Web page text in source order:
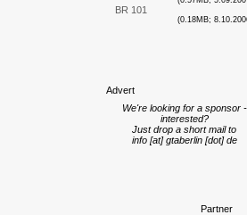
BR 101
(0.18MB;
Advert
We're looking for a sponsor -
interested?
Just drop a short mail to
info [at] gtaberlin [dot] de
Partner